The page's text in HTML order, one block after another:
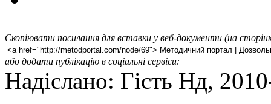
Скопіювати посилання для вставки у веб-документи (на
або додати публікацію в соціальні сервіси:
Надіслано: Гість Нд,